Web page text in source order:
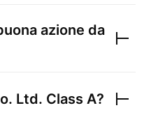
azione da
Ltd. Class A?